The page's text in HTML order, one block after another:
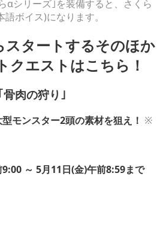
αシリーズ｣を装備すると、さくら
ボイス)になります。
スタートするそのほか
クエストはこちら！
肉の狩り｣
モンスター2頭の素材を狙え！ ※
～ 5月11日(金)午前8:59まで